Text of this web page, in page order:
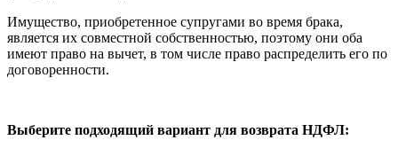
Имущество, приобретенное супругами во время брака,
является их совместной собственностью, поэтому они оба
имеют право на вычет, в том числе право распределить его по
договоренности.
Выберите подходящий вариант для возврата НДФЛ: